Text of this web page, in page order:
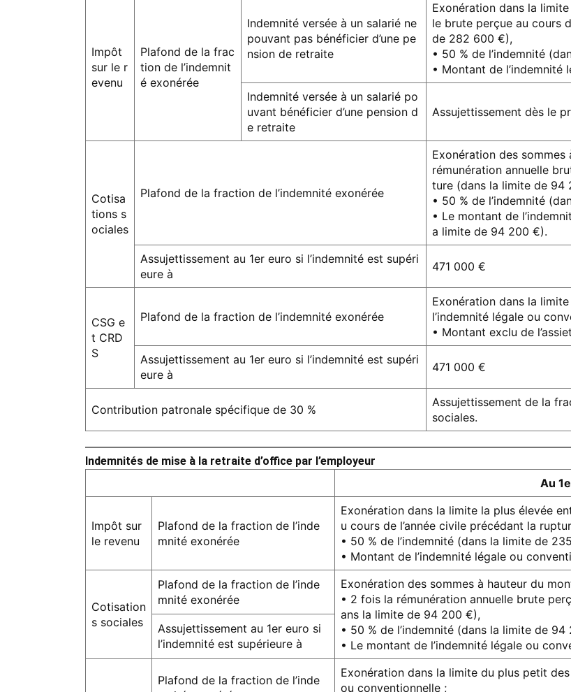
Impôt
sur le r
evenu
Plafond de la frac
tion de l’indemnit
é exonérée
Indemnité versée à un salarié ne
pouvant pas bénéficier d’une pe
nsion de retraite
Exonération dans la
le brute perçue au cours
de 282 600 €),
• 50 % de l’indemnité
• Montant de
Indemnité versée à un salarié po
uvant bénéficier d’une pension d
e retraite
Assujettissement dès le
Cotisa
tions s
ociales
Plafond de la fraction de l’indemnité exonérée
Exonération des
rémunération annuelle
ture (dans la limite de 94
• 50 % de l’indemnité
• Le montant de
a limite de 94 200 €).
Assujettissement au 1er euro si l’indemnité est supéri
eure à
471 000 €
CSG e
t CRD
S
Plafond de la fraction de l’indemnité exonérée
Exonération dans la
l’indemnité légale ou
• Montant exclu de
Assujettissement au 1er euro si l’indemnité est supéri
eure à
471 000 €
Contribution patronale spécifique de 30 %
Assujettissement de la
sociales.
Indemnités de mise à la retraite d’office par l’employeur
Au
Impôt sur
le revenu
Plafond de la fraction de l’inde
mnité exonérée
Exonération dans la limite la plus élevée
u cours de l’année civile précédant la
• 50 % de l’indemnité (dans la limite de
• Montant de l’indemnité légale ou
Cotisation
s sociales
Plafond de la fraction de l’inde
mnité exonérée
Exonération des sommes à hauteur du
• 2 fois la rémunération annuelle brute
ans la limite de 94 200 €),
• 50 % de l’indemnité (dans la limite de
• Le montant de l’indemnité légale ou
Assujettissement au 1er euro si
l’indemnité est supérieure à
Plafond de la fraction de l’inde
Exonération dans la limite du plus petit
ou conventionnelle ;